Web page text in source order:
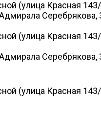
(улица Красная
Серебрякова,
(улица Красная
Серебрякова,
(улица Красная